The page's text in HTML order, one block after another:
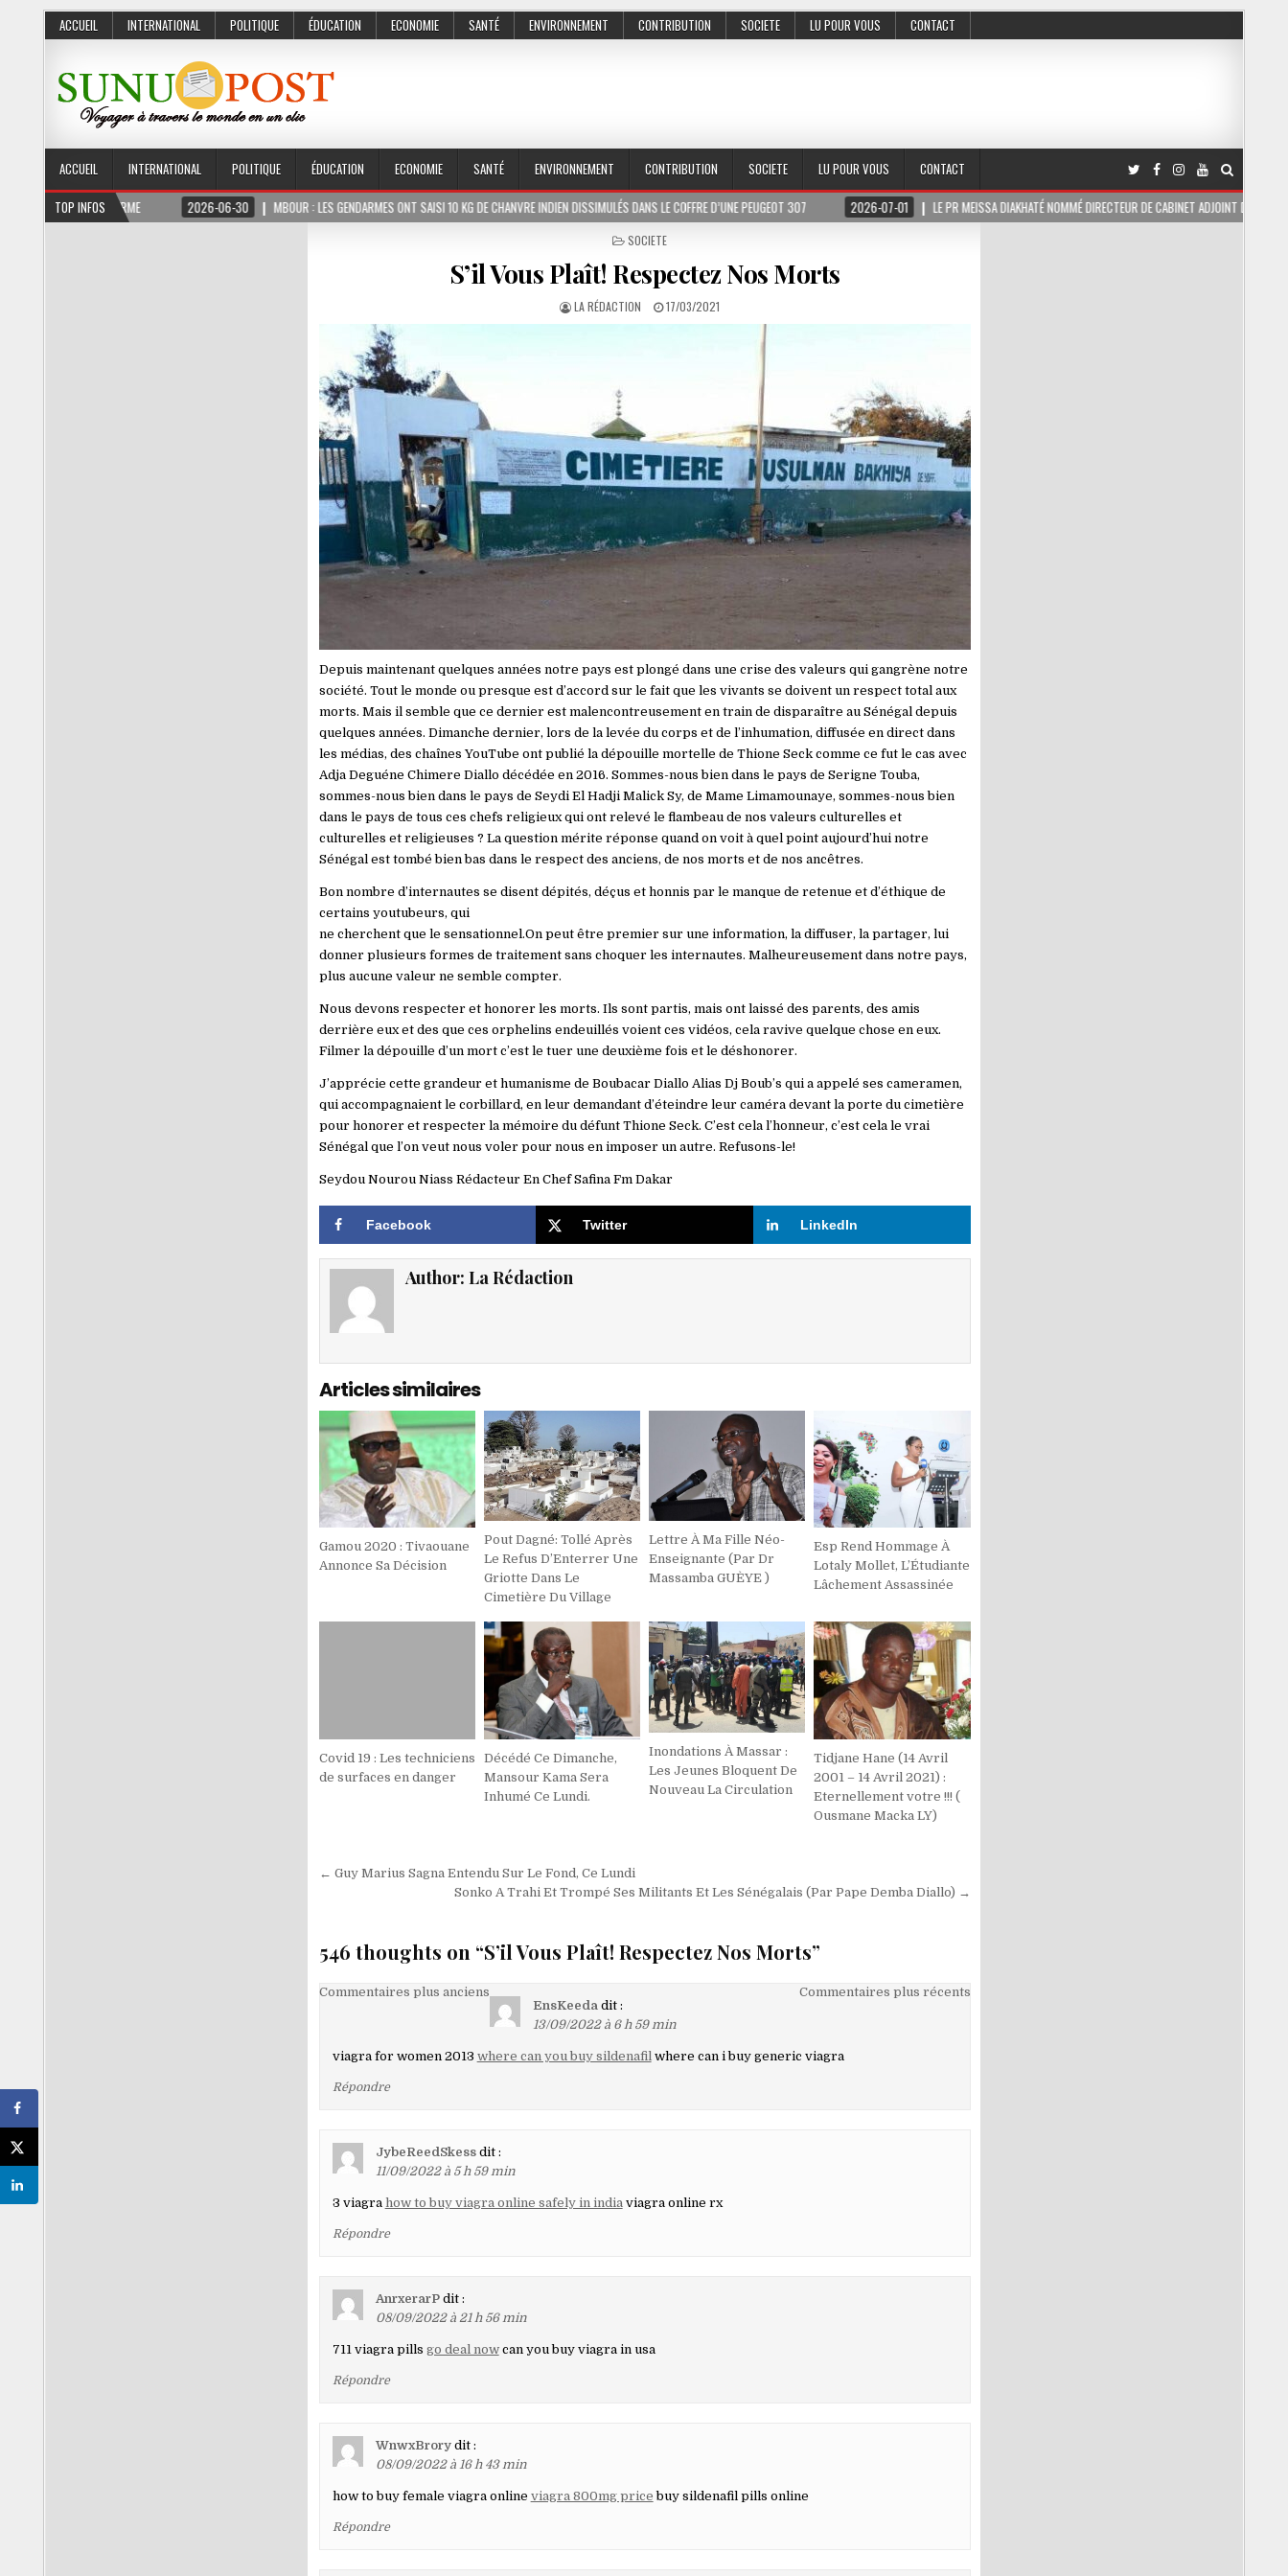
ACCUEIL INTERNATIONAL POLITIQUE ÉDUCATION ECONOMIE SANTÉ ENVIRONNEMENT CONTRIBUTION SOCIETE LU POUR VOUS CONTACT
ACCUEIL INTERNATIONAL POLITIQUE ÉDUCATION ECONOMIE SANTÉ ENVIRONNEMENT CONTRIBUTION SOCIETE LU POUR VOUS
CONTACT
TOP INFOS2026-06-30 MBOUR : LES GENDARMES ONT SAISI 10 KG DE CHANVRE INDIEN DISSIMULÉS DANS LE COFFRE D’UNE PEUGEOT 307 2026-07-01 LE PR MEISSA DIAKHATÉ NOMMÉ DIRECTEUR DE CABINET ADJOINT DU PRÉSIDENT DE LA
POSTED
SOCIETE
S’il Vous Plaît! Respectez Nos Morts
LA RÉDACTION 17/03/2021
Depuis maintenant quelques années notre pays est plongé dans une crise des valeurs qui gangrène notre
société. Tout le monde ou presque est d’accord sur le fait que les vivants se doivent un respect total aux
morts. Mais il semble que ce dernier est malencontreusement en train de disparaître au Sénégal depuis
quelques années. Dimanche dernier, lors de la levée du corps et de l’inhumation, diffusée en direct dans
les médias, des chaînes YouTube ont publié la dépouille mortelle de Thione Seck comme ce fut le cas avec
Adja Deguéne Chimere Diallo décédée en 2016. Sommes-nous bien dans le pays de Serigne Touba,
sommes-nous bien dans le pays de Seydi El Hadji Malick Sy, de Mame Limamounaye, sommes-nous bien
dans le pays de tous ces chefs religieux qui ont relevé le flambeau de nos valeurs culturelles et
culturelles et religieuses ? La question mérite réponse quand on voit à quel point aujourd’hui notre
Sénégal est tombé bien bas dans le respect des anciens, de nos morts et de nos ancêtres.
Bon nombre d’internautes se disent dépités, déçus et honnis par le manque de retenue et d’éthique de
certains youtubeurs, qui
ne cherchent que le sensationnel.On peut être premier sur une information, la diffuser, la partager, lui
donner plusieurs formes de traitement sans choquer les internautes. Malheureusement dans notre pays,
plus aucune valeur ne semble compter.
Nous devons respecter et honorer les morts. Ils sont partis, mais ont laissé des parents, des amis
derrière eux et des que ces orphelins endeuillés voient ces vidéos, cela ravive quelque chose en eux.
Filmer la dépouille d’un mort c’est le tuer une deuxième fois et le déshonorer.
J’apprécie cette grandeur et humanisme de Boubacar Diallo Alias Dj Boub’s qui a appelé ses cameramen,
qui accompagnaient le corbillard, en leur demandant d’éteindre leur caméra devant la porte du cimetière
pour honorer et respecter la mémoire du défunt Thione Seck. C’est cela l’honneur, c’est cela le vrai
Sénégal que l’on veut nous voler pour nous en imposer un autre. Refusons-le!
Seydou Nourou Niass Rédacteur En Chef Safina Fm Dakar
Facebook Twitter LinkedIn
Author: La Rédaction
Articles similaires
Gamou 2020 : Tivaouane
Annonce Sa Décision
Pout Dagné: Tollé Après
Le Refus D’Enterrer Une
Griotte Dans Le
Cimetière Du Village
Lettre À Ma Fille Néo-
Enseignante (Par Dr
Massamba GUÈYE )
Esp Rend Hommage À
Lotaly Mollet, L’Étudiante
Lâchement Assassinée
Covid 19 : Les techniciens
de surfaces en danger
Décédé Ce Dimanche,
Mansour Kama Sera
Inhumé Ce Lundi.
Inondations À Massar :
Les Jeunes Bloquent De
Nouveau La Circulation
Tidjane Hane (14 Avril
2001 – 14 Avril 2021) :
Eternellement votre !!! (
Ousmane Macka LY)
Navigation
← Guy Marius Sagna Entendu Sur Le Fond, Ce Lundi
Sonko A Trahi Et Trompé Ses Militants Et Les Sénégalais (Par Pape Demba Diallo) →
546 thoughts on “S’il Vous Plaît! Respectez Nos Morts”
Navigation
les
commentaires
Commentaires plus anciens
Commentaires plus récents
EnsKeeda dit :
13/09/2022 à 6 h 59 min
viagra for women 2013 where can you buy sildenafil where can i buy generic viagra
Répondre
JybeReedSkess dit :
11/09/2022 à 5 h 59 min
3 viagra how to buy viagra online safely in india viagra online rx
Répondre
AnrxerarP dit :
08/09/2022 à 21 h 56 min
711 viagra pills go deal nowcan you buy viagra in usa
Répondre
WnwxBrory dit :
08/09/2022 à 16 h 43 min
how to buy female viagra online viagra 800mg price buy sildenafil pills online
Répondre